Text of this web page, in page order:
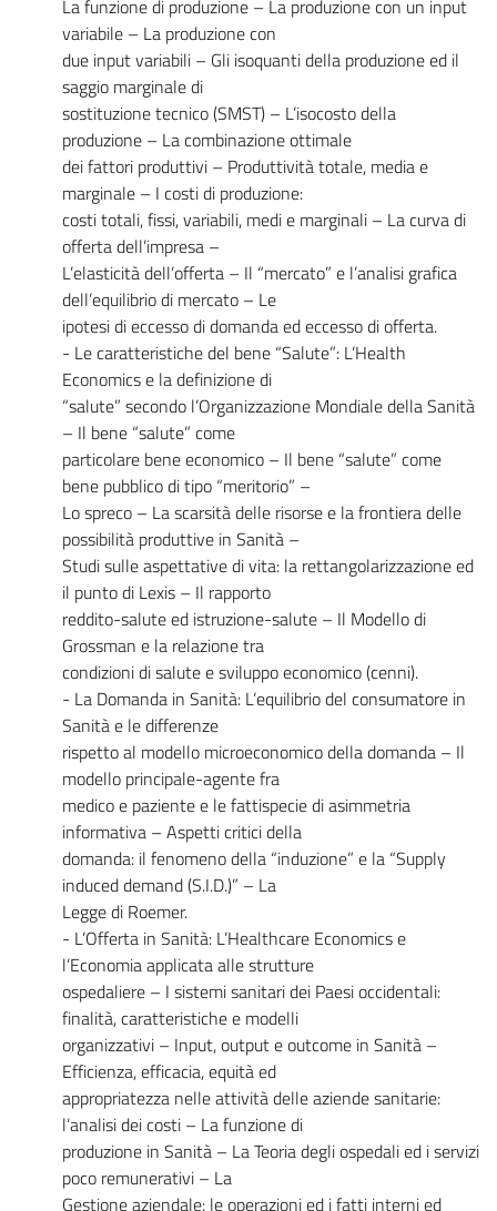
La funzione di produzione – La produzione con un input
variabile – La produzione con
due input variabili – Gli isoquanti della produzione ed il
saggio marginale di
sostituzione tecnico (SMST) – L’isocosto della
produzione – La combinazione ottimale
dei fattori produttivi – Produttività totale, media e
marginale – I costi di produzione:
costi totali, fissi, variabili, medi e marginali – La curva di
offerta dell’impresa –
L’elasticità dell’offerta – Il “mercato” e l’analisi grafica
dell’equilibrio di mercato – Le
ipotesi di eccesso di domanda ed eccesso di offerta.
- Le caratteristiche del bene “Salute”: L’Health
Economics e la definizione di
“salute” secondo l’Organizzazione Mondiale della Sanità
– Il bene “salute” come
particolare bene economico – Il bene “salute” come
bene pubblico di tipo “meritorio” –
Lo spreco – La scarsità delle risorse e la frontiera delle
possibilità produttive in Sanità –
Studi sulle aspettative di vita: la rettangolarizzazione ed
il punto di Lexis – Il rapporto
reddito-salute ed istruzione-salute – Il Modello di
Grossman e la relazione tra
condizioni di salute e sviluppo economico (cenni).
- La Domanda in Sanità: L’equilibrio del consumatore in
Sanità e le differenze
rispetto al modello microeconomico della domanda – Il
modello principale-agente fra
medico e paziente e le fattispecie di asimmetria
informativa – Aspetti critici della
domanda: il fenomeno della “induzione” e la “Supply
induced demand (S.I.D.)” – La
Legge di Roemer.
- L’Offerta in Sanità: L’Healthcare Economics e
l’Economia applicata alle strutture
ospedaliere – I sistemi sanitari dei Paesi occidentali:
finalità, caratteristiche e modelli
organizzativi – Input, output e outcome in Sanità –
Efficienza, efficacia, equità ed
appropriatezza nelle attività delle aziende sanitarie:
l’analisi dei costi – La funzione di
produzione in Sanità – La Teoria degli ospedali ed i servizi
poco remunerativi – La
Gestione aziendale: le operazioni ed i fatti interni ed